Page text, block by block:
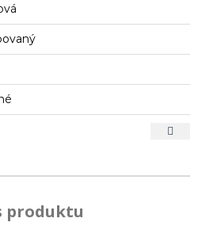
produktu